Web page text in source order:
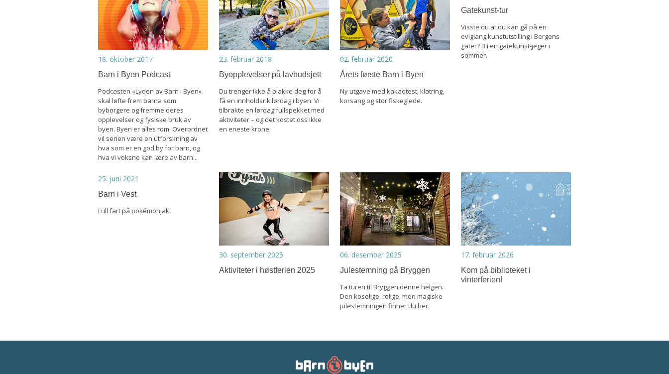
18. oktober 2017
Barn i Byen Podcast
Podcasten «Lyden av Barn i Byen»
skal løfte frem barna som
byborgere og fremme deres
opplevelser og fysiske bruk av
byen. Byen er alles rom. Overordnet
vil serien være en utforskning av
hva som er en god by for barn, og
hva vi voksne kan lære av barn...
23. februar 2018
Byopplevelser på lavbudsjett
Du trenger ikke å blakke deg for å
få en innholdsrik lørdag i byen. Vi
tilbrakte en lørdag fullspekket med
aktiviteter – og det kostet oss ikke
en eneste krone.
02. februar 2020
Årets første Barn i Byen
Ny utgave med kakaotest, klatring,
korsang og stor fiskeglede.
Gatekunst-tur
Visste du at du kan gå på en
eviglang kunstutstilling i Bergens
gater? Bli en gatekunst-jeger i
sommer.
25. juni 2021
Barn i Vest
Full fart på pokémonjakt
30. september 2025
Aktiviteter i høstferien 2025
06. desember 2025
Julestemning på Bryggen
Ta turen til Bryggen denne helgen.
Den koselige, rolige, men magiske
julestemningen finner du her.
17. februar 2026
Kom på biblioteket i
vinterferien!